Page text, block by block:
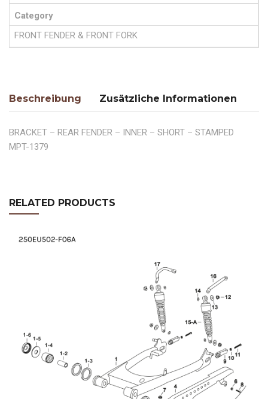
Category
FRONT FENDER & FRONT FORK
Beschreibung Zusätzliche Informationen
BRACKET – REAR FENDER – INNER – SHORT – STAMPED
MPT-1379
RELATED PRODUCTS